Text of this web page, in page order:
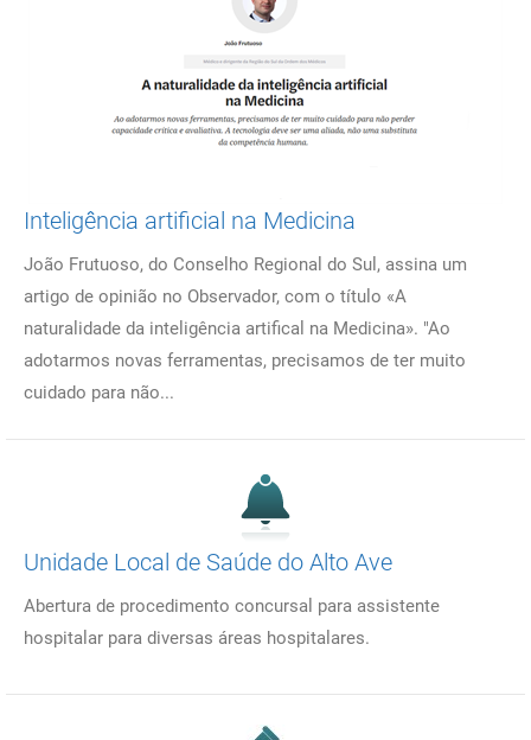
Inteligência artificial na Medicina
João Frutuoso, do Conselho Regional do Sul, assina um
artigo de opinião no Observador, com o título «A
naturalidade da inteligência artifical na Medicina». "Ao
adotarmos novas ferramentas, precisamos de ter muito
cuidado para não...
Unidade Local de Saúde do Alto Ave
Abertura de procedimento concursal para assistente
hospitalar para diversas áreas hospitalares.